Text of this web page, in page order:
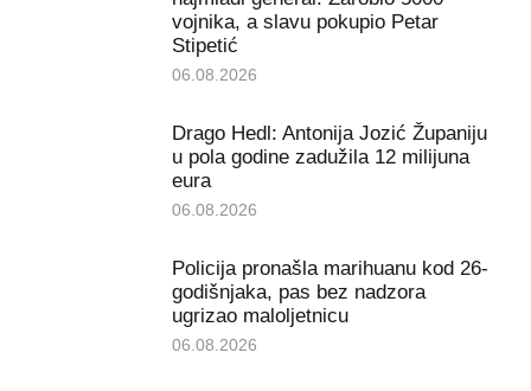
vojnika, a slavu pokupio Petar
Stipetić
06.08.2026
Drago Hedl: Antonija Jozić Županiju
u pola godine zadužila 12 milijuna
eura
06.08.2026
Policija pronašla marihuanu kod 26-
godišnjaka, pas bez nadzora
ugrizao maloljetnicu
06.08.2026